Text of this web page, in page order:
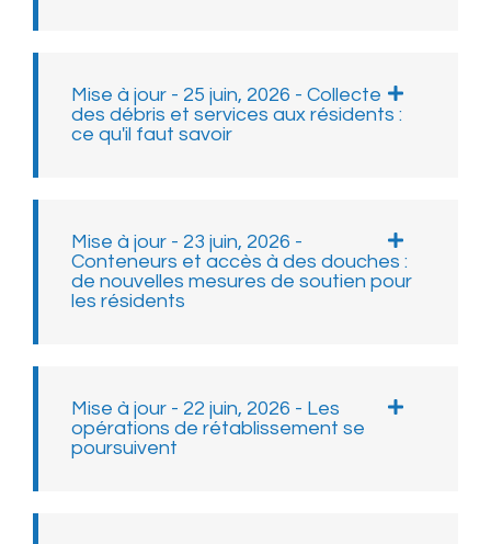
Mise à jour - 25 juin, 2026 - Collecte
des débris et services aux résidents :
ce qu'il faut savoir
Mise à jour - 23 juin, 2026 -
Conteneurs et accès à des douches :
de nouvelles mesures de soutien pour
les résidents
Mise à jour - 22 juin, 2026 - Les
opérations de rétablissement se
poursuivent